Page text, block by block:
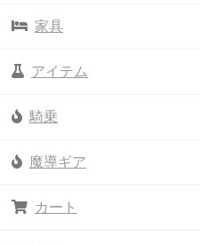
家具
アイテム
騎乗
魔導ギア
カート